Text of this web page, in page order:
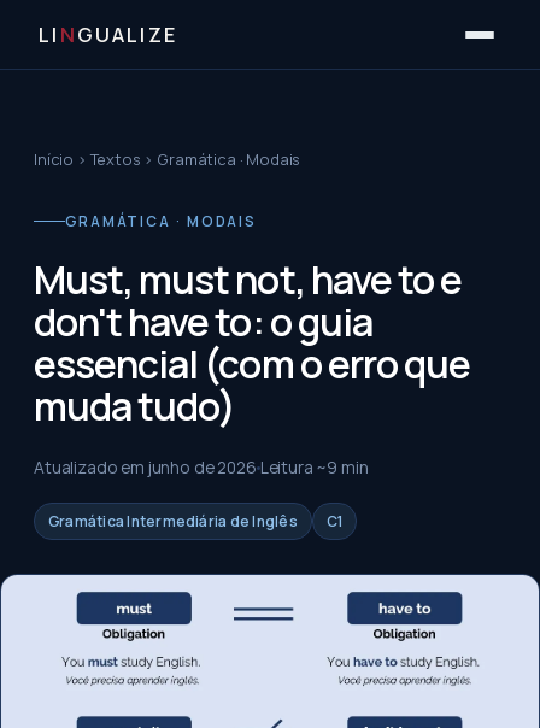
LI NGUALIZE
Início ›Textos › Gramática · Modais
GRAMÁTICA · MODAIS
Must, must not, have to e
don't have to: o guia
essencial (com o erro que
muda tudo)
Atualizado em junho de 2026Leitura ~9 min
Gramática Intermediária de Inglês C1